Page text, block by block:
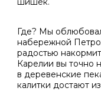
Где? Мы
набережной
радостью
Карелии вы точно
в деревенские
калитки достают